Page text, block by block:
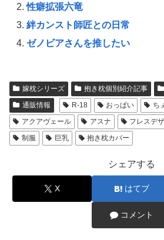
性癖拡張六竜
絆カンスト師匠との日常
ゼノビアさんを推したい
嫁枕シリーズ 抱き枕個別紹介記事
通販情報
R-18 おっぱい ち
アクアヴェール
アスナ フレスデ
制服
巨乳 抱き枕カバー
シェアする
X はてブ
コメント